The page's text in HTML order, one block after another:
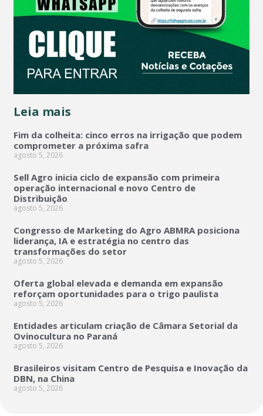
Leia mais
Fim da colheita: cinco erros na irrigação que podem
comprometer a próxima safra
agosto 5, 2026
Sell Agro inicia ciclo de expansão com primeira
operação internacional e novo Centro de
Distribuição
agosto 5, 2026
Congresso de Marketing do Agro ABMRA posiciona
liderança, IA e estratégia no centro das
transformações do setor
agosto 5, 2026
Oferta global elevada e demanda em expansão
reforçam oportunidades para o trigo paulista
agosto 5, 2026
Entidades articulam criação de Câmara Setorial da
Ovinocultura no Paraná
agosto 5, 2026
Brasileiros visitam Centro de Pesquisa e Inovação da
DBN, na China
agosto 5, 2026